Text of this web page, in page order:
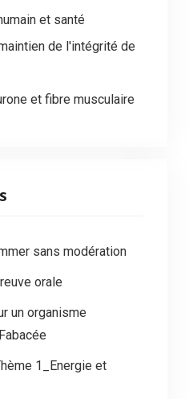
et santé
de l'intégrité de
et fibre musculaire
sans modération
orale
un organisme
1_Energie et